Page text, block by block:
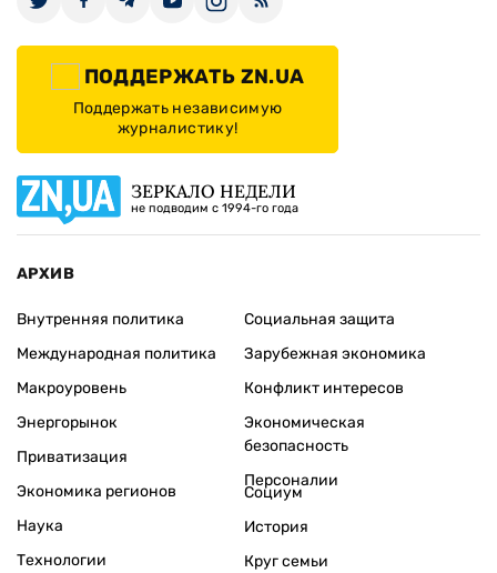
ПОДДЕРЖАТЬ ZN.UA
Поддержать независимую
журналистику!
ЗЕРКАЛО НЕДЕЛИ
не подводим с 1994-го года
АРХИВ
Внутренняя политика
Международная политика
Макроуровень
Энергорынок
Приватизация
Экономика регионов
Социальная защита
Зарубежная экономика
Конфликт интересов
Экономическая
безопасность
Персоналии
Наука
Технологии
Социум
История
Круг семьи